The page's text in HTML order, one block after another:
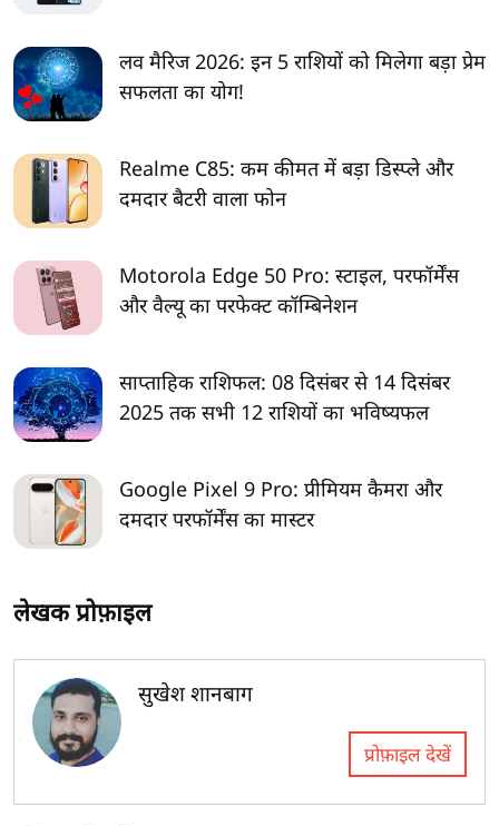
लव मैरिज 2026: इन 5 राशियों को मिलेगा बड़ा प्रेम
सफलता का योग!
Realme C85: कम कीमत में बड़ा डिस्प्ले और
दमदार बैटरी वाला फोन
Motorola Edge 50 Pro: स्टाइल, परफॉर्मेंस
और वैल्यू का परफेक्ट कॉम्बिनेशन
साप्ताहिक राशिफल: 08 दिसंबर से 14 दिसंबर
2025 तक सभी 12 राशियों का भविष्यफल
Google Pixel 9 Pro: प्रीमियम कैमरा और
दमदार परफॉर्मेंस का मास्टर
लेखक प्रोफ़ाइल
सुखेश शानबाग
प्रोफ़ाइल देखें